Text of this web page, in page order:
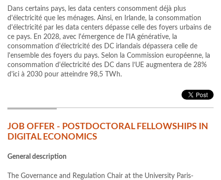
Dans certains pays, les data centers consomment déjà plus
d'électricité que les ménages. Ainsi, en Irlande, la consommation
d'électricité par les data centers dépasse celle des foyers urbains de
ce pays. En 2028, avec l'émergence de l'IA générative, la
consommation d'électricité des DC irlandais dépassera celle de
l'ensemble des foyers du pays. Selon la Commission européenne, la
consommation d'électricité des DC dans l’UE augmentera de 28%
d'ici à 2030 pour atteindre 98,5 TWh.
JOB OFFER - POSTDOCTORAL FELLOWSHIPS IN
DIGITAL ECONOMICS
General description
The Governance and Regulation Chair at the University Paris-